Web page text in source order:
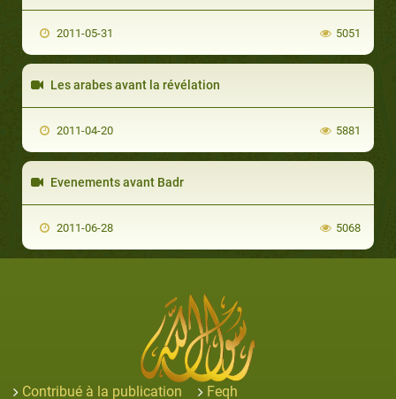
2011-05-31 5051
Les arabes avant la révélation
2011-04-20 5881
Evenements avant Badr
2011-06-28 5068
Contribué à la publication Feqh